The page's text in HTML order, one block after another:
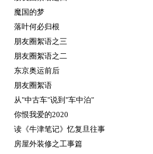
魔国的梦
落叶何必归根
朋友圈絮语之三
朋友圈絮语之二
东京奥运前后
朋友圈絮语
从"中古车"说到"车中泊"
你恨我爱的2020
读《牛津笔记》忆复旦往事
房屋外装修之工事篇